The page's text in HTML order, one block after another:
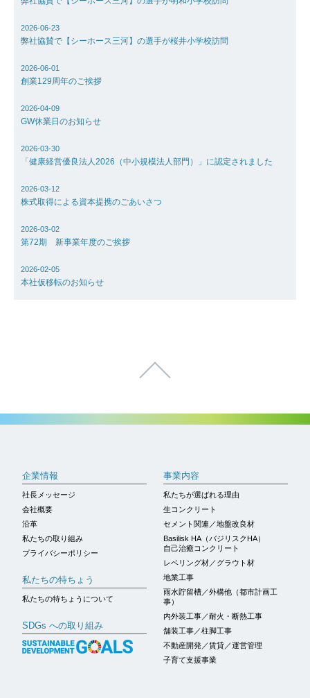
&ACTION
2026-06-23
弊社協賛で【シーホース三河】の選手が桜井小学校訪問
2026-06-01
創業129周年のご挨拶
2026-04-09
GW休業日のお知らせ
2026-03-30
「健康経営優良法人2026（中小規模法人部門）」に認定されました
2026-03-12
株式取得による資本提携のごあいさつ
2026-03-02
第72期 新事業年度のご挨拶
2026-02-05
本社仮移転のお知らせ
ページトップへ
企業情報
社長メッセージ
会社概要
沿革
私たちの取り組み
プライバシーポリシー
私たちの特ちょう
私たちの特ちょうについて
SDGs への取り組み
事業内容
私たちが選ばれる理由
生コンクリート
セメント関連／地盤改良材
Basilisk HA（バジリスクHA）
自己治癒コンクリート
レベリング材／グラウト材
地業工事
雨水貯留槽／外構他（都市計画工
事）
内外装工事／耐火・断熱工事
舗装工事／柱脚工事
不動産開発／賃貸／運営管理
子育て支援事業